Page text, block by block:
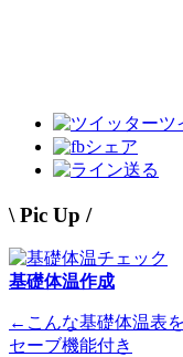
ツ
シェア
送る
\ Pic Up /
基礎体温作成
←こんな基礎体温表
セーブ機能付き